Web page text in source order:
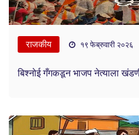
राजकीय १९ फेब्रुवारी २०२६
बिश्नोई गँगकडून भाजप नेत्याला